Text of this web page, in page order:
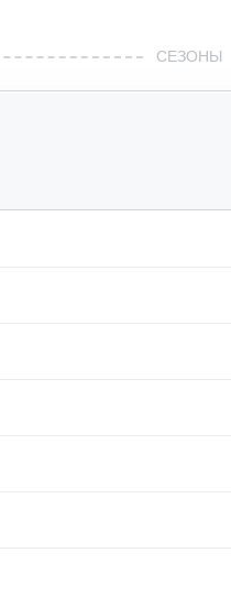
СЕЗОНЫ